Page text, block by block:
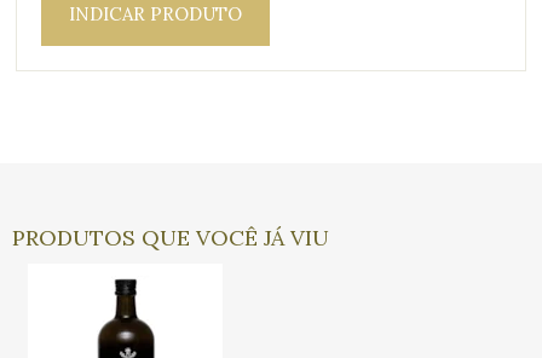
INDICAR PRODUTO
PRODUTOS QUE VOCÊ JÁ VIU